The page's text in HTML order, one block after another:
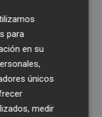
de la
orientada a
estado los
al
para
en su
únicos
medir